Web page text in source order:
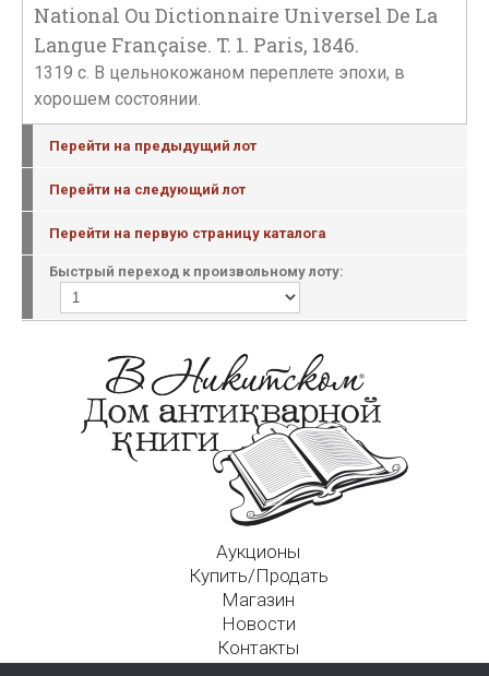
National Ou Dictionnaire Universel De La
Langue Française. T. 1. Paris, 1846.
1319 с. В цельнокожаном переплете эпохи, в
хорошем состоянии.
Перейти на предыдущий лот
Перейти на следующий лот
Перейти на первую страницу каталога
Быстрый переход к произвольному лоту:
Аукционы
Купить/Продать
Магазин
Новости
Контакты